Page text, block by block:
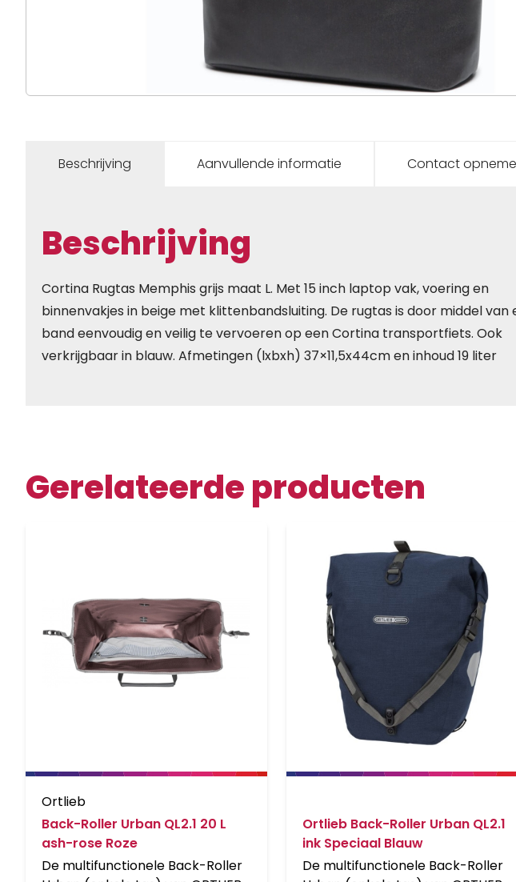
Beschrijving Aanvullende informatie Contact
Beschrijving
Cortina Rugtas Memphis grijs maat L. Met 15 inch laptop vak, voering en
binnenvakjes in beige met klittenbandsluiting. De rugtas is door middel van
band eenvoudig en veilig te vervoeren op een Cortina transportfiets. Ook
verkrijgbaar in blauw. Afmetingen (lxbxh) 37×11,5x44cm en inhoud 19 liter
Gerelateerde producten
Ortlieb
Back-Roller Urban QL2.1 20 L
ash-rose Roze
De multifunctionele Back-Roller
Ortlieb Back-Roller Urban QL2.1
ink Speciaal Blauw
De multifunctionele Back-Roller